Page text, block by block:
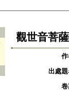
觀世音菩
出處題
卷